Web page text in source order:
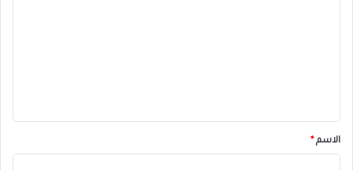
*الاسم *